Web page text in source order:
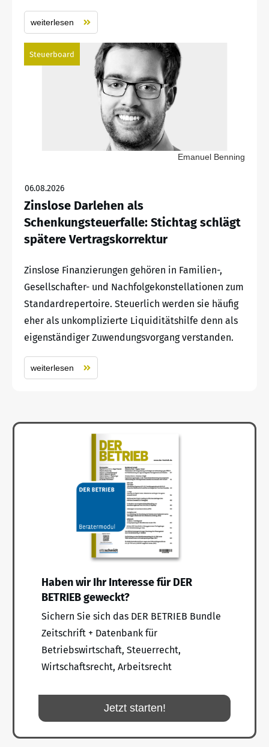
weiterlesen
Steuerboard
Emanuel Benning
06.08.2026
Zinslose Darlehen als
Schenkungsteuerfalle: Stichtag schlägt
spätere Vertragskorrektur
Zinslose Finanzierungen gehören in Familien-,
Gesellschafter- und Nachfolgekonstellationen zum
Standardrepertoire. Steuerlich werden sie häufig
eher als unkomplizierte Liquiditätshilfe denn als
eigenständiger Zuwendungsvorgang verstanden.
weiterlesen
Haben wir Ihr Interesse für DER
BETRIEB geweckt?
Sichern Sie sich das DER BETRIEB Bundle
Zeitschrift + Datenbank für
Betriebswirtschaft, Steuerrecht,
Wirtschaftsrecht, Arbeitsrecht
Jetzt starten!